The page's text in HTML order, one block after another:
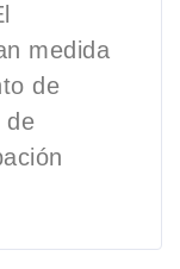
medida
de
de